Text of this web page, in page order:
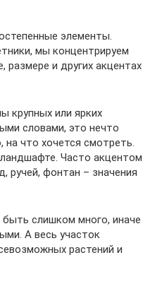
элементы.
мы концентрируем
размере и других акцентах
крупных или ярких
словами, это нечто
что хочется смотреть.
Часто акцентом
ручей, фонтан – значения
слишком много, иначе
А весь участок
растений и